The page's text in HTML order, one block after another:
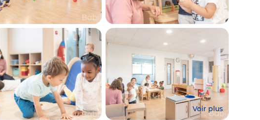
Voir plus